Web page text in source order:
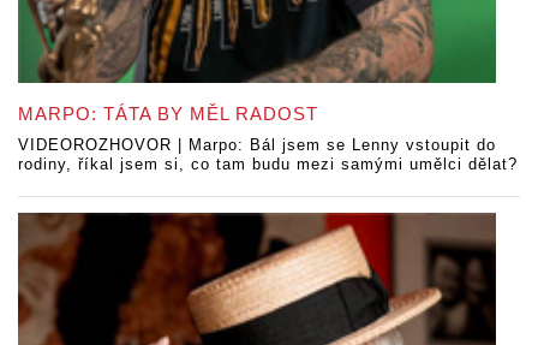
MARPO: TÁTA BY MĚL RADOST
VIDEOROZHOVOR | Marpo: Bál jsem se Lenny vstoupit do
rodiny, říkal jsem si, co tam budu mezi samými umělci dělat?